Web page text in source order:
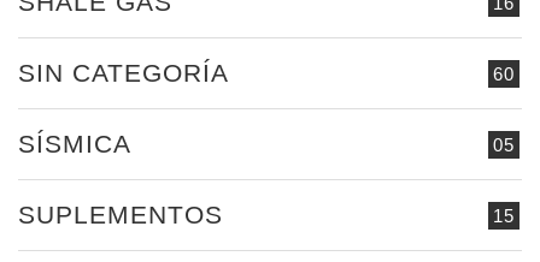
60
SIN CATEGORÍA
05
SÍSMICA
15
SUPLEMENTOS